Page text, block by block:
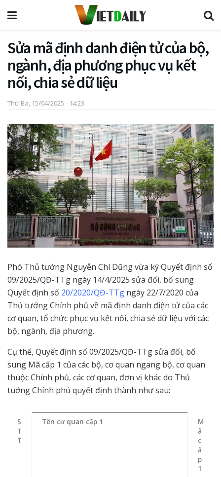
Sửa mã định danh điện tử của bộ,
ngành, địa phương phục vụ kết
nối, chia sẻ dữ liệu
Thứ Ba, 15/04/2025 - 14:23
Phó Thủ tướng Nguyễn Chí Dũng vừa ký Quyết định số
09/2025/QĐ-TTg ngày 14/4/2025 sửa đổi, bổ sung
Quyết định số 20/2020/QĐ-TTg ngày 22/7/2020 của
Thủ tướng Chính phủ về mã định danh điện tử của các
cơ quan, tổ chức phục vụ kết nối, chia sẻ dữ liệu với các
bộ, ngành, địa phương.
Cụ thể, Quyết định số 09/2025/QĐ-TTg sửa đổi, bổ
sung Mã cấp 1 của các bộ, cơ quan ngang bộ, cơ quan
thuộc Chính phủ, các cơ quan, đơn vị khác do Thủ
tuớng Chính phủ quyết định thành như sau:
S
T
T
Tên cơ quan cấp 1
M
ã
c
ấ
p
1